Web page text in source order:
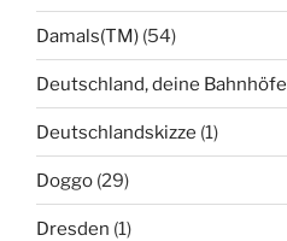
Damals(TM) (54)
Deutschland, deine Bahnhöfe
Deutschlandskizze (1)
Doggo (29)
Dresden (1)